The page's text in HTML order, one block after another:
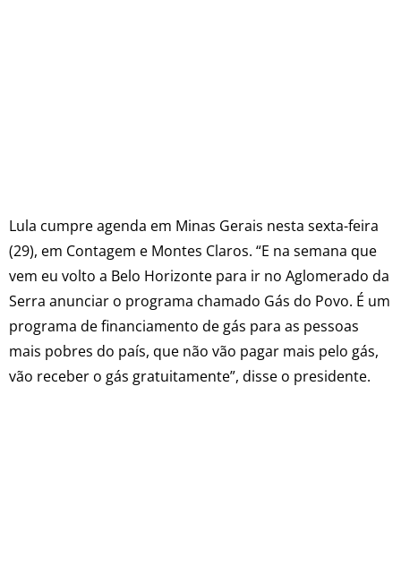
Lula cumpre agenda em Minas Gerais nesta sexta-feira
(29), em Contagem e Montes Claros. “E na semana que
vem eu volto a Belo Horizonte para ir no Aglomerado da
Serra anunciar o programa chamado Gás do Povo. É um
programa de financiamento de gás para as pessoas
mais pobres do país, que não vão pagar mais pelo gás,
vão receber o gás gratuitamente”, disse o presidente.